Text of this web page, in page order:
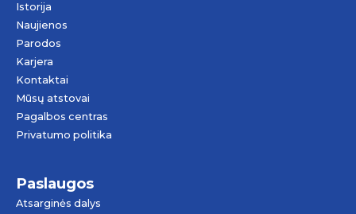
Istorija
Naujienos
Parodos
Karjera
Kontaktai
Mūsų atstovai
Pagalbos centras
Privatumo politika
Paslaugos
Atsarginės dalys